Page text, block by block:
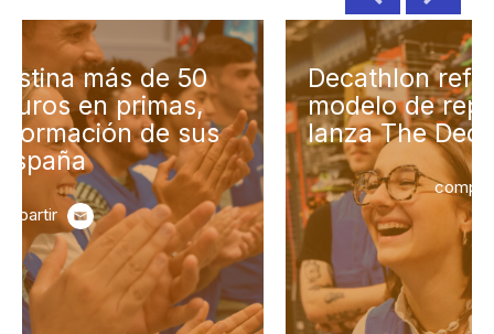
Decathlon refuerza su
modelo de reparto de valor y
lanza The Decathlon Seed
compartir